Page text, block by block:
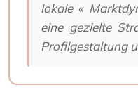
lokale «
eine gezielte
Profilgestaltung